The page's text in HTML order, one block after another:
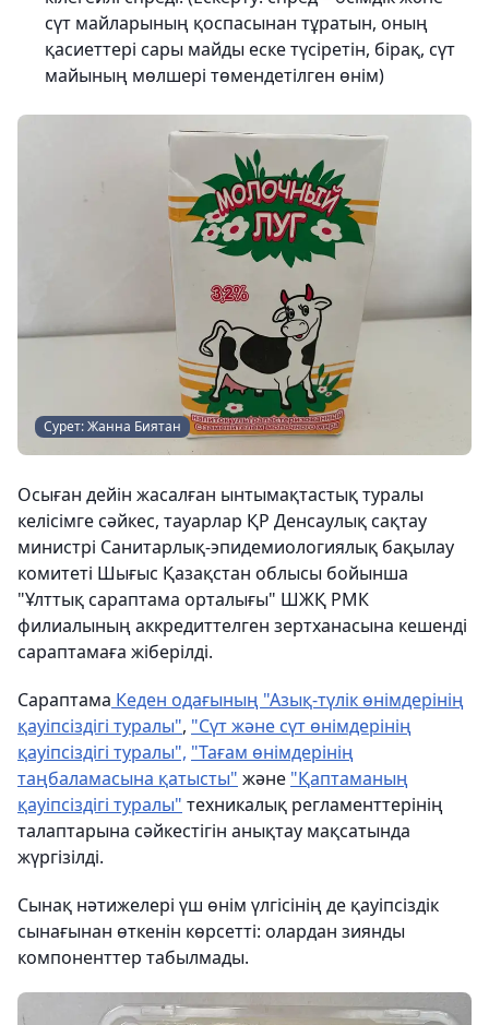
сүт майларының қоспасынан тұратын, оның
қасиеттері сары майды еске түсіретін, бірақ, сүт
майының мөлшері төмендетілген өнім)
Сурет: Жанна Биятан
Осыған дейін жасалған ынтымақтастық туралы
келісімге сәйкес, тауарлар ҚР Денсаулық сақтау
министрі Санитарлық-эпидемиологиялық бақылау
комитеті Шығыс Қазақстан облысы бойынша
"Ұлттық сараптама орталығы" ШЖҚ РМК
филиалының аккредиттелген зертханасына кешенді
сараптамаға жіберілді.
Сараптама Кеден одағының "Азық-түлік өнімдерінің
қауіпсіздігі туралы", "Сүт және сүт өнімдерінің
қауіпсіздігі туралы", "Тағам өнімдерінің
таңбаламасына қатысты" және "Қаптаманың
қауіпсіздігі туралы" техникалық регламенттерінің
талаптарына сәйкестігін анықтау мақсатында
жүргізілді.
Сынақ нәтижелері үш өнім үлгісінің де қауіпсіздік
сынағынан өткенін көрсетті: олардан зиянды
компоненттер табылмады.